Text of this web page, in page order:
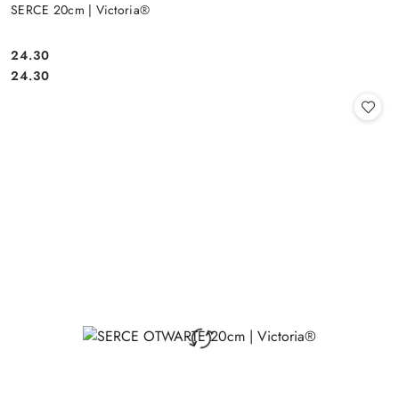
SERCE 20cm | Victoria®
Cena:
24.30
Cena:
24.30